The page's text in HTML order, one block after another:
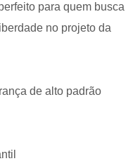
para quem busca
no projeto da
de alto padrão